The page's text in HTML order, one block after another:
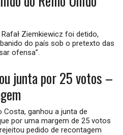
Ziemkiewicz foi detido,
do país sob o pretexto das
ofensa”.
junta por 25 votos –
ganhou a junta de
por uma margem de 25 votos
pedido de recontagem